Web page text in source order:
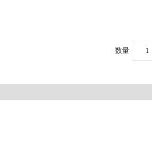
数量